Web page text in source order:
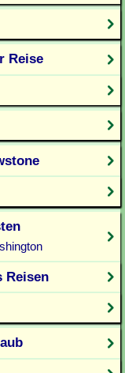
Reise
Reisen